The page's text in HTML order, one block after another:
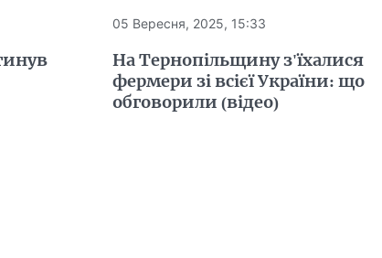
05 Вересня, 2025, 15:33
На Тернопільщину з'їхалися
фермери зі всієї України: що
обговорили (відео)